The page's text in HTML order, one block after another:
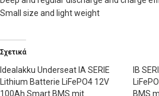
Small size and light weight
Σχετικά
Idealakku Underseat IA SERIE
Lithium Batterie LiFePO4 12V
100Ah Smart BMS mit
IB
BMS